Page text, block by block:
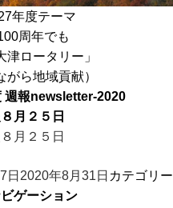
年度テーマ
周年でも
津ロータリー」
がら地域貢献）
週報newsletter-2020
月２５日
月２５日
日 2020年8月31日 カテゴリー
ゲーション